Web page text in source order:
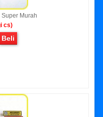
Super Murah
cs)
Beli